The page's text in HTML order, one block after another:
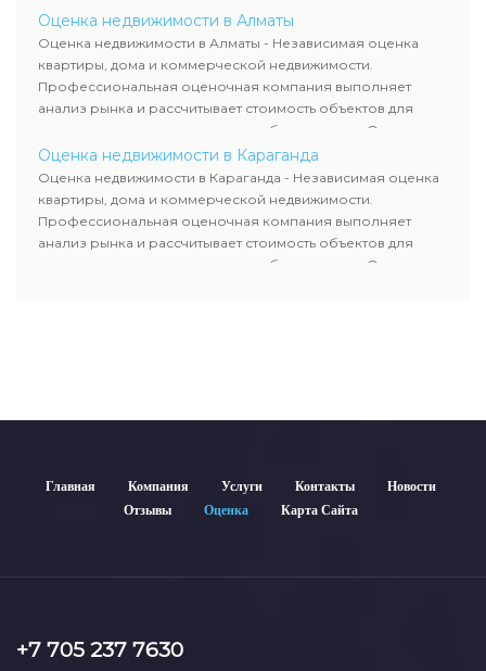
недвижимости включает современные методы и
гарантирует объективные результаты. Отчеты
используются для банков, судов и страховых компаний по
всему Казахстану.
Оценка недвижимости в Алматы
Оценка недвижимости в Алматы - Независимая оценка
квартиры, дома и коммерческой недвижимости.
Профессиональная оценочная компания выполняет
анализ рынка и рассчитывает стоимость объектов для
продажи, ипотеки, аренды и судебных споров. Оценка
недвижимости включает современные методы и
гарантирует объективные результаты. Отчеты
используются для банков, судов и страховых компаний по
всему Казахстану.
Оценка недвижимости в Караганда
Оценка недвижимости в Караганда - Независимая оценка
квартиры, дома и коммерческой недвижимости.
Профессиональная оценочная компания выполняет
анализ рынка и рассчитывает стоимость объектов для
продажи, ипотеки, аренды и судебных споров. Оценка
Главная Компания Услуги Контакты
Новости
Отзывы
Оценка Карта Сайта
+7 705 237 7630